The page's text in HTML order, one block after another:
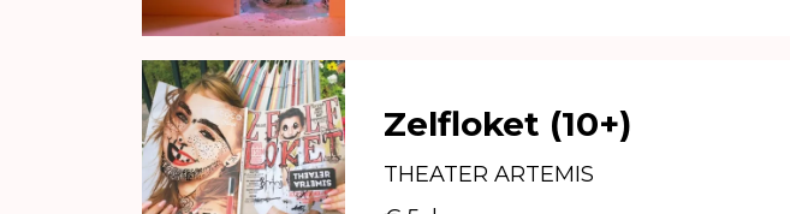
Zelfloket (10+)
THEATER ARTEMIS